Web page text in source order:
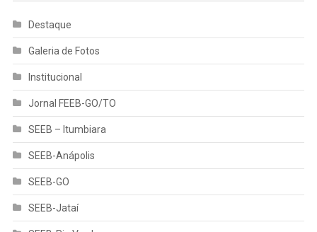
Destaque
Galeria de Fotos
Institucional
Jornal FEEB-GO/TO
SEEB – Itumbiara
SEEB-Anápolis
SEEB-GO
SEEB-Jataí